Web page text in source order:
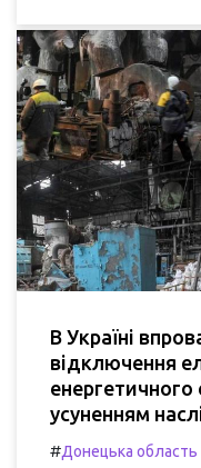
В Україні
відключення
усуненням
#Донецька область